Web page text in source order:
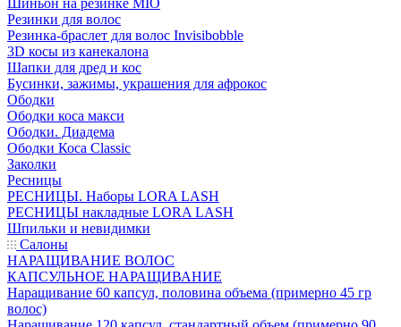
Шиньон на резинке MIO
Резинки для волос
Резинка-браслет для волос Invisibobble
3D косы из канекалона
Шапки для дред и кос
Бусинки, зажимы, украшения для афрокос
Ободки
Ободки коса макси
Ободки. Диадема
Ободки Коса Classic
Заколки
Ресницы
РЕСНИЦЫ. Наборы LORA LASH
РЕСНИЦЫ накладные LORA LASH
Шпильки и невидимки
Салоны
НАРАЩИВАНИЕ ВОЛОС
КАПСУЛЬНОЕ НАРАЩИВАНИЕ
Наращивание 60 капсул, половина объема (примерно 45 гр
волос)